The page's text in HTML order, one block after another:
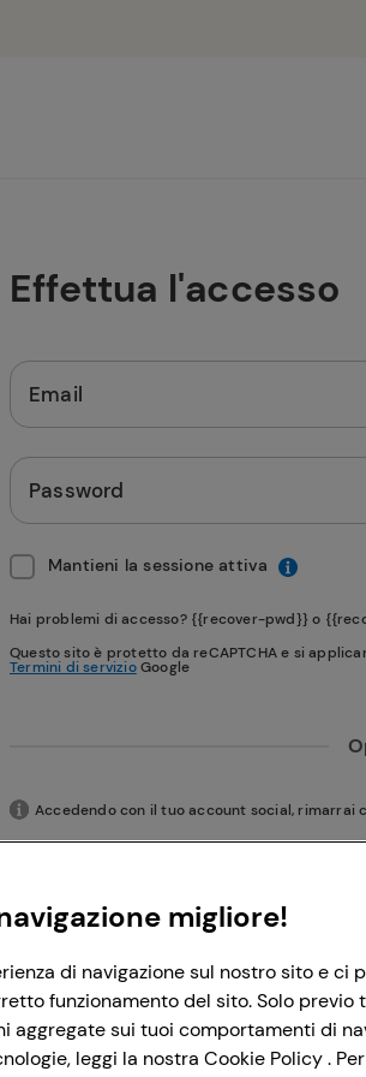
Effettua l'accesso
Email
Password
Mantieni la sessione attiva
Hai problemi di accesso? {{recover-pwd}} o
Questo sito è protetto da reCAPTCHA e si
Termini di servizioGoogle
Accedendo con il tuo account social, rimarrai
migliore!
di navigazione sul nostro sito e
funzionamento del sito. Solo
sui tuoi comportamenti di
leggi la nostra Cookie Policy .